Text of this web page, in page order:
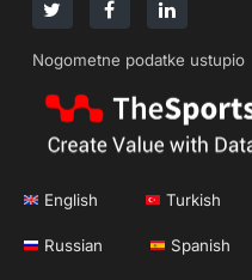
Nogometne podatke ustupio
English Turkish
Russian Spanish